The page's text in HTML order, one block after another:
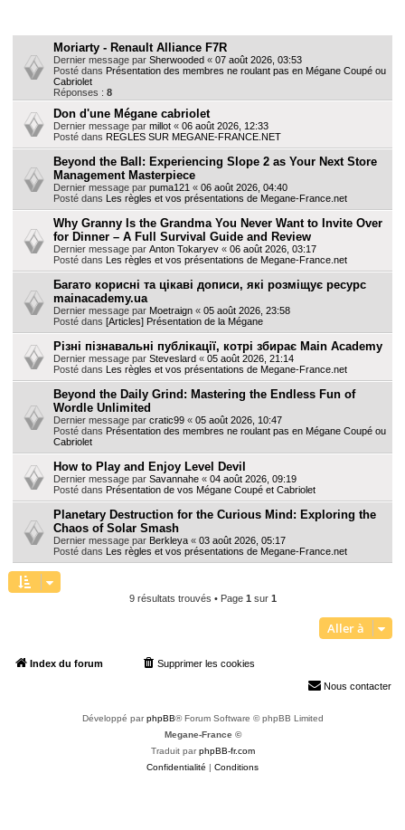
Moriarty - Renault Alliance F7R
Dernier message par Sherwooded « 07 août 2026, 03:53
Posté dans Présentation des membres ne roulant pas en Mégane Coupé ou
Cabriolet
Réponses : 8
Don d'une Mégane cabriolet
Dernier message par millot « 06 août 2026, 12:33
Posté dans REGLES SUR MEGANE-FRANCE.NET
Beyond the Ball: Experiencing Slope 2 as Your Next Store
Management Masterpiece
Dernier message par puma121 « 06 août 2026, 04:40
Posté dans Les règles et vos présentations de Megane-France.net
Why Granny Is the Grandma You Never Want to Invite Over
for Dinner – A Full Survival Guide and Review
Dernier message par Anton Tokaryev « 06 août 2026, 03:17
Posté dans Les règles et vos présentations de Megane-France.net
Багато корисні та цікаві дописи, які розміщує ресурс
mainacademy.ua
Dernier message par Moetraign « 05 août 2026, 23:58
Posté dans [Articles] Présentation de la Mégane
Різні пізнавальні публікації, котрі збирає Main Academy
Dernier message par Steveslard « 05 août 2026, 21:14
Posté dans Les règles et vos présentations de Megane-France.net
Beyond the Daily Grind: Mastering the Endless Fun of
Wordle Unlimited
Dernier message par cratic99 « 05 août 2026, 10:47
Posté dans Présentation des membres ne roulant pas en Mégane Coupé ou
Cabriolet
How to Play and Enjoy Level Devil
Dernier message par Savannahe « 04 août 2026, 09:19
Posté dans Présentation de vos Mégane Coupé et Cabriolet
Planetary Destruction for the Curious Mind: Exploring the
Chaos of Solar Smash
Dernier message par Berkleya « 03 août 2026, 05:17
Posté dans Les règles et vos présentations de Megane-France.net
9 résultats trouvés • Page 1 sur 1
Aller à
Index du forum Supprimer les cookies
Nous contacter
Développé parphpBB® Forum Software © phpBB Limited
Megane-France ©
Traduit parphpBB-fr.com
Confidentialité | Conditions